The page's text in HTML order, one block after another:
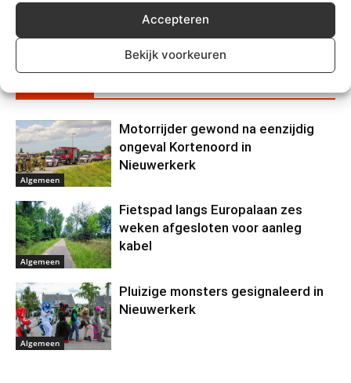
Accepteren
Bekijk voorkeuren
Algemeen
Motorrijder gewond na eenzijdig
ongeval Kortenoord in
Nieuwerkerk
Algemeen
Fietspad langs Europalaan zes
weken afgesloten voor aanleg
kabel
Algemeen
Pluizige monsters gesignaleerd in
Nieuwerkerk